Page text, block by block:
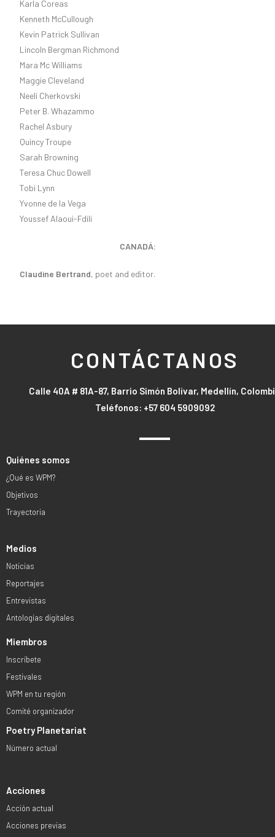
Karla Coreas
Kenneth McCullough
Kevin Patrick Sullivan
Lincoln Bergman Richmond
Mara Mc Williams
Maggie Cleveland
Neeli Cherkovski
Peter B. Whazammo
Rachel Asbury
Quincy Troupe
Sarah Browning
Teresa Chuc Dowell
Tobi Lynn
Yvonne de la Vega
Youssef Alaoui-Fdili
CANADÁ:
Claudine Bertrand, poet and editor.
CONTÁCTANOS
Calle 40A # 81A-87, Barrio Simón Bolívar, Medellín,
Teléfonos: +57 604 5909092
Quiénes somos
¿Qué es WPM?
Objetivos
Trayectoria
Medios
Noticias
Reportajes
Entrevistas
Antologías digitales
Miembros
Inscríbete
Festivales
WPM en tu región
Comité organizador
Poetry Planetariat
Número actual
Acciones
Acción actual
Acciones previas